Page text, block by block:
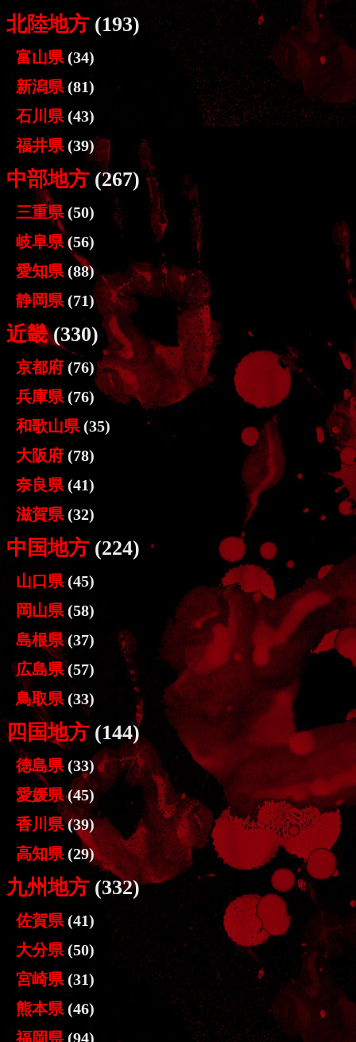
北陸地方 (193)
富山県 (34)
新潟県 (81)
石川県 (43)
福井県 (39)
中部地方 (267)
三重県 (50)
岐阜県(56)
愛知県 (88)
静岡県 (71)
近畿(330)
京都府 (76)
兵庫県 (76)
和歌山県 (35)
大阪府 (78)
奈良県 (41)
滋賀県 (32)
中国地方 (224)
山口県 (45)
岡山県 (58)
島根県(37)
広島県(57)
鳥取県 (33)
四国地方 (144)
徳島県 (33)
愛媛県(45)
香川県(39)
高知県 (29)
九州地方 (332)
佐賀県 (41)
大分県 (50)
宮崎県 (31)
熊本県 (46)
福岡県 (94)